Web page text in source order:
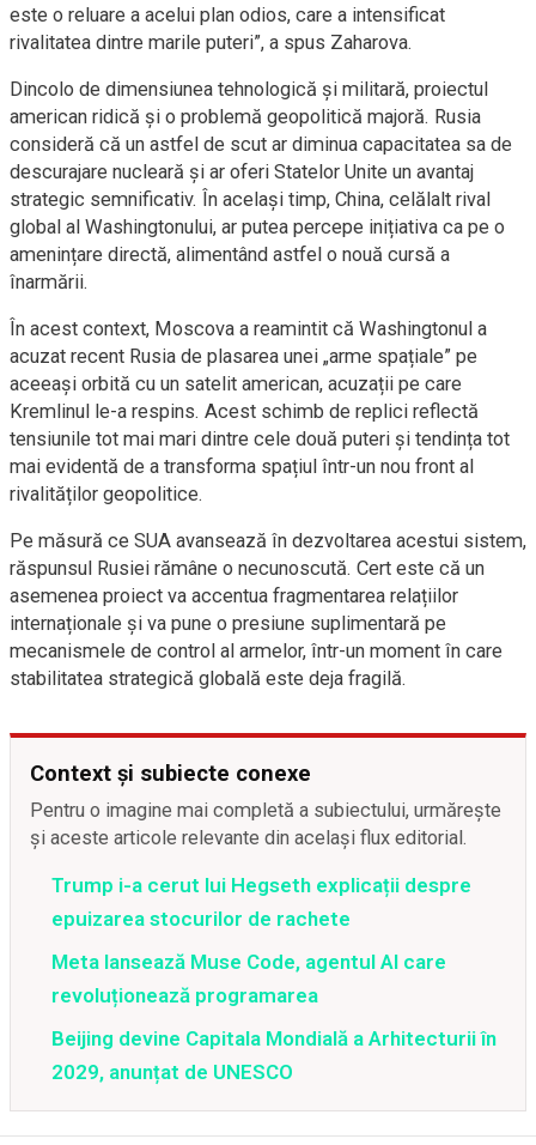
este o reluare a acelui plan odios, care a intensificat
rivalitatea dintre marile puteri”, a spus Zaharova.
Dincolo de dimensiunea tehnologică și militară, proiectul
american ridică și o problemă geopolitică majoră. Rusia
consideră că un astfel de scut ar diminua capacitatea sa de
descurajare nucleară și ar oferi Statelor Unite un avantaj
strategic semnificativ. În același timp, China, celălalt rival
global al Washingtonului, ar putea percepe inițiativa ca pe o
amenințare directă, alimentând astfel o nouă cursă a
înarmării.
În acest context, Moscova a reamintit că Washingtonul a
acuzat recent Rusia de plasarea unei „arme spațiale” pe
aceeași orbită cu un satelit american, acuzații pe care
Kremlinul le-a respins. Acest schimb de replici reflectă
tensiunile tot mai mari dintre cele două puteri și tendința tot
mai evidentă de a transforma spațiul într-un nou front al
rivalităților geopolitice.
Pe măsură ce SUA avansează în dezvoltarea acestui sistem,
răspunsul Rusiei rămâne o necunoscută. Cert este că un
asemenea proiect va accentua fragmentarea relațiilor
internaționale și va pune o presiune suplimentară pe
mecanismele de control al armelor, într-un moment în care
stabilitatea strategică globală este deja fragilă.
Context și subiecte conexe
Pentru o imagine mai completă a subiectului, urmărește
și aceste articole relevante din același flux editorial.
Trump i-a cerut lui Hegseth explicații despre
epuizarea stocurilor de rachete
Meta lansează Muse Code, agentul AI care
revoluționează programarea
Beijing devine Capitala Mondială a Arhitecturii în
2029, anunțat de UNESCO